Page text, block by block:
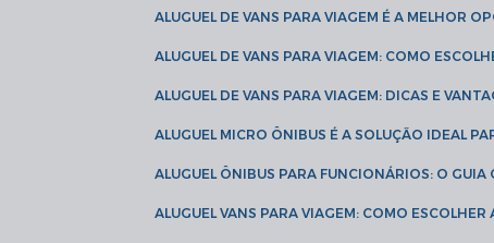
ALUGUEL DE VANS PARA VIAGEM É A MELHOR
ALUGUEL DE VANS PARA VIAGEM: COMO
ALUGUEL DE VANS PARA VIAGEM: DICAS E
ALUGUEL MICRO ÔNIBUS É A SOLUÇÃO IDEAL
ALUGUEL ÔNIBUS PARA FUNCIONÁRIOS: O
ALUGUEL VANS PARA VIAGEM: COMO